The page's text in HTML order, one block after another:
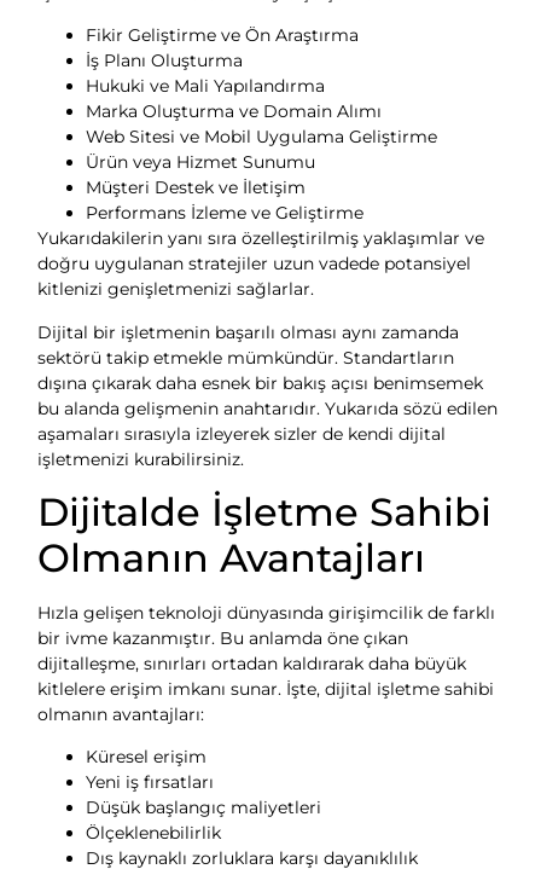
Fikir Geliştirme ve Ön Araştırma
İş Planı Oluşturma
Hukuki ve Mali Yapılandırma
Marka Oluşturma ve Domain Alımı
Web Sitesi ve Mobil Uygulama Geliştirme
Ürün veya Hizmet Sunumu
Müşteri Destek ve İletişim
Performans İzleme ve Geliştirme
Yukarıdakilerin yanı sıra özelleştirilmiş yaklaşımlar ve
doğru uygulanan stratejiler uzun vadede potansiyel
kitlenizi genişletmenizi sağlarlar.
Dijital bir işletmenin başarılı olması aynı zamanda
sektörü takip etmekle mümkündür. Standartların
dışına çıkarak daha esnek bir bakış açısı benimsemek
bu alanda gelişmenin anahtarıdır. Yukarıda sözü edilen
aşamaları sırasıyla izleyerek sizler de kendi dijital
işletmenizi kurabilirsiniz.
Dijitalde İşletme Sahibi
Olmanın Avantajları
Hızla gelişen teknoloji dünyasında girişimcilik de farklı
bir ivme kazanmıştır. Bu anlamda öne çıkan
dijitalleşme, sınırları ortadan kaldırarak daha büyük
kitlelere erişim imkanı sunar. İşte, dijital işletme sahibi
olmanın avantajları:
Küresel erişim
Yeni iş fırsatları
Düşük başlangıç maliyetleri
Ölçeklenebilirlik
Dış kaynaklı zorluklara karşı dayanıklılık